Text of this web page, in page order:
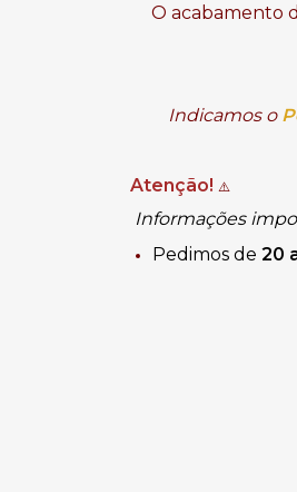
O acabamento
Indicamos o
Atenção! ⚠️
Informações
Pedimos de 20